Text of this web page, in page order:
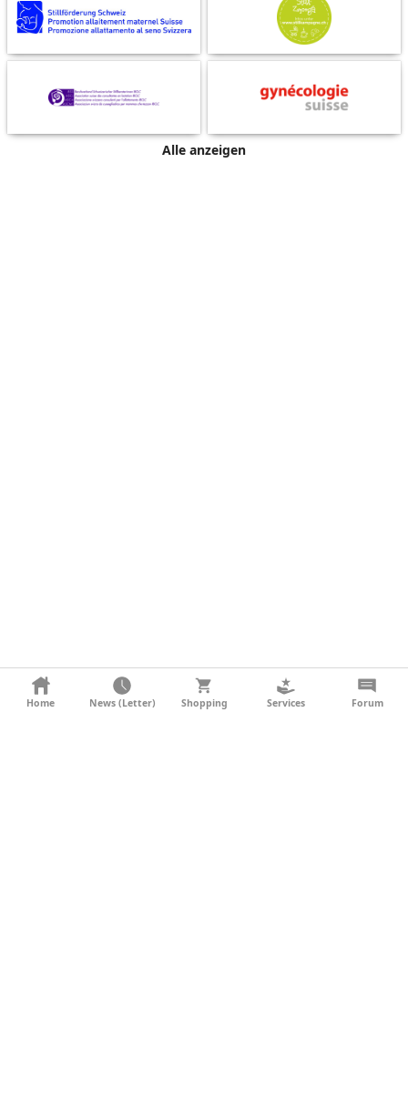
Alle anzeigen
KONTAKT
Home News (Letter) Shopping Services Forum